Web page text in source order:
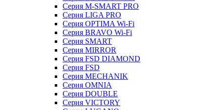
Серия M-SMART PRO
Серия LIGA PRO
Серия OPTIMA Wi-Fi
Серия BRAVO Wi-Fi
Серия SMART
Серия MIRROR
Серия FSD DIAMOND
Серия FSD
Серия MECHANIK
Серия OMNIA
Серия DOUBLE
Серия VICTORY